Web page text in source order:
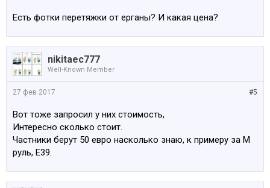
Есть фотки перетяжки от ерганы? И какая цена?
nikitaec777
Well-Known Member
#5
27 фев 2017
Вот тоже запросил у них стоимость,
Интересно сколько стоит.
Частники берут 50 евро насколько знаю, к примеру за М
руль, Е39.